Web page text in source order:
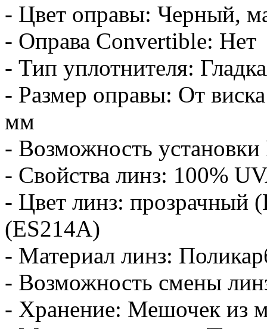
- Цвет оправы: Черный,
- Оправа Convertible: Нет
- Тип уплотнителя:
- Размер оправы: От
мм
- Возможность
- Свойства линз: 100%
- Цвет линз: прозрачный
(ES214A)
- Материал линз:
- Возможность смены
- Хранение: Мешочек из